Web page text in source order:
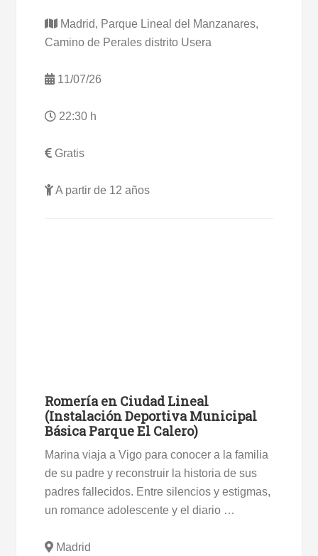
Madrid, Parque Lineal del Manzanares,
Camino de Perales distrito Usera
11/07/26
22:30 h
Gratis
A partir de 12 años
Romería en Ciudad Lineal
(Instalación Deportiva Municipal
Básica Parque El Calero)
Marina viaja a Vigo para conocer a la familia
de su padre y reconstruir la historia de sus
padres fallecidos. Entre silencios y estigmas,
un romance adolescente y el diario …
Madrid